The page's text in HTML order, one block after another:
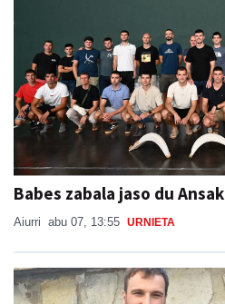
Babes zabala jaso du Ansak
Aiurri abu 07, 13:55 URNIETA